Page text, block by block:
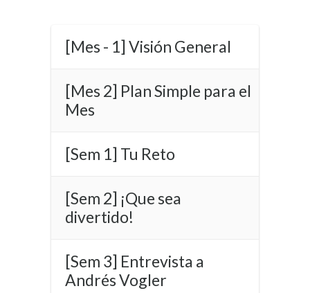
[Mes - 1] Visión General
[Mes 2] Plan Simple para el
Mes
[Sem 1] Tu Reto
[Sem 2] ¡Que sea
divertido!
[Sem 3] Entrevista a
Andrés Vogler